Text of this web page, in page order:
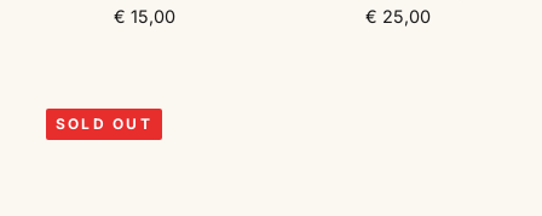
€ 15,00 € 25,00
SOLD OUT